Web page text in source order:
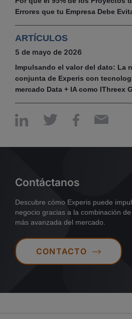
Errores que tu Empresa Debe
ARTÍCULOS
5 de mayo de 2026
Impulsando el valor del dato: La
conjunta de Experis con
mercado Data + IA como IThreex
Contáctanos
Descubre cómo Experis puede
negocio gracias a la combinación
más avanzada del mercado.
CONTACTO